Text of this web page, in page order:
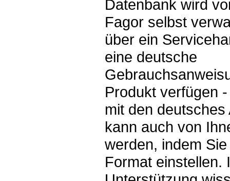
Datenbank wird
Fagor selbst
über ein
eine deutsche
Produkt verfügen
mit den
kann auch von
werden, indem
Format einstellen.